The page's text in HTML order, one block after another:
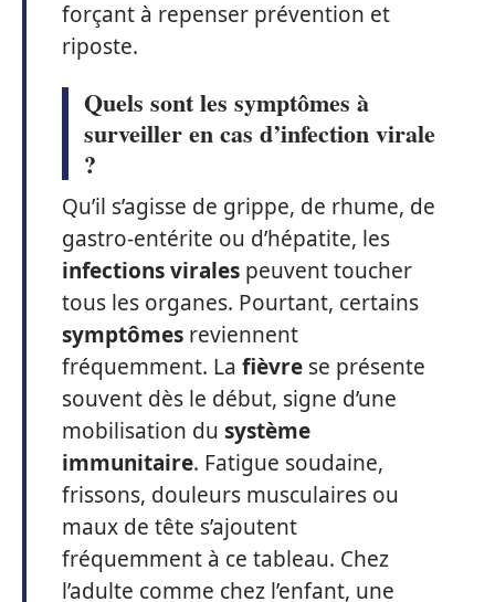
forçant à repenser prévention et
riposte.
Quels sont les symptômes à
surveiller en cas d’infection virale
?
Qu’il s’agisse de grippe, de rhume, de
gastro-entérite ou d’hépatite, les
infections virales peuvent toucher
tous les organes. Pourtant, certains
symptômes reviennent
fréquemment. La fièvre se présente
souvent dès le début, signe d’une
mobilisation du système
immunitaire. Fatigue soudaine,
frissons, douleurs musculaires ou
maux de tête s’ajoutent
fréquemment à ce tableau. Chez
l’adulte comme chez l’enfant, une